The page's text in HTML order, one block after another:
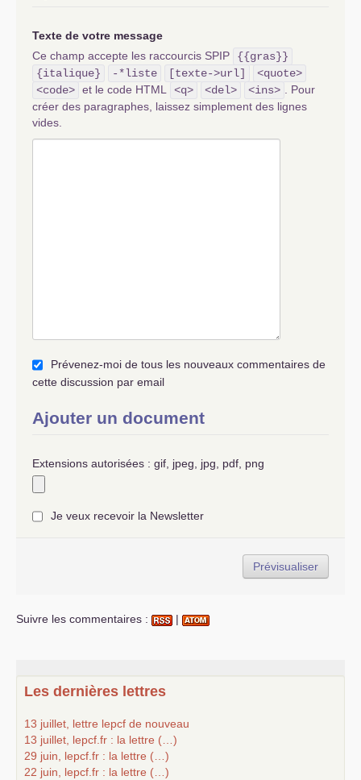
Texte de votre message
Ce champ accepte les raccourcis SPIP
{{gras}}
{italique}
-*liste [texte->url]
<quote>
<code> et le code HTML <q> <del> <ins>
. Pour
créer des paragraphes, laissez simplement des lignes
vides.
Prévenez-moi de tous les nouveaux commentaires de
cette discussion par email
Ajouter un document
Extensions autorisées : gif, jpeg, jpg, pdf, png
Je veux recevoir la Newsletter
Suivre les commentaires : |
Les dernières lettres
13 juillet, lettre lepcf de nouveau
13 juillet, lepcf.fr : la lettre (…)
29 juin, lepcf.fr : la lettre (…)
22 juin, lepcf.fr : la lettre (…)